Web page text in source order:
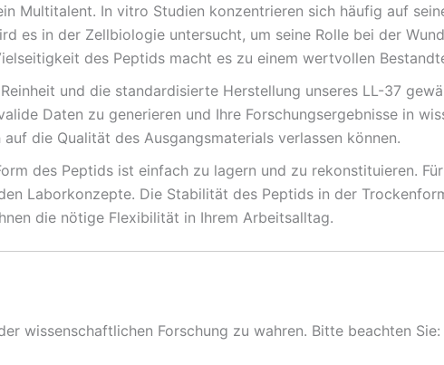
Multitalent. In vitro Studien konzentrieren sich häufig auf
es in der Zellbiologie untersucht, um seine Rolle bei der
des Peptids macht es zu einem wertvollen
und die standardisierte Herstellung unseres LL-37
Daten zu generieren und Ihre Forschungsergebnisse in
die Qualität des Ausgangsmaterials verlassen können.
des Peptids ist einfach zu lagern und zu rekonstituieren.
Laborkonzepte. Die Stabilität des Peptids in der
die nötige Flexibilität in Ihrem Arbeitsalltag.
wissenschaftlichen Forschung zu wahren. Bitte beachten Sie: